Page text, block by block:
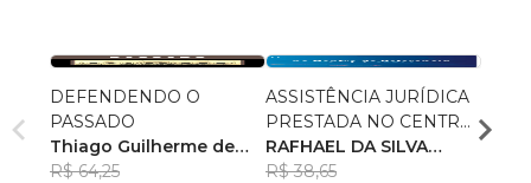
DEFENDENDO O
PASSADO
Thiago Guilherme de
Souza
R$ 64,25
ASSISTÊNCIA JURÍDICA
PRESTADA NO CENTRO
DE REFERÊNCIA
ESPECIALIZADO DE
RAFHAEL DA SILVA
PETRÔNIO
R$ 38,65
AS